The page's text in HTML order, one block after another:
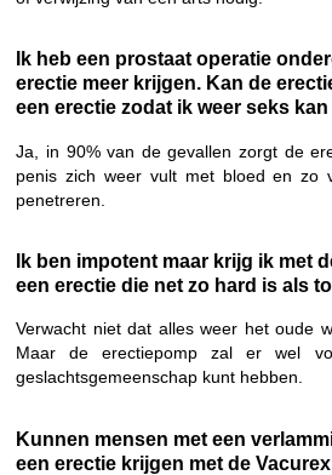
Ik heb een prostaat operatie
erectie meer krijgen. Kan de
een erectie zodat ik weer seks
Ja, in 90% van de gevallen zorgt de
penis zich weer vult met bloed en zo
penetreren.
Ik ben impotent maar krijg ik met
een erectie die net zo hard is als
Verwacht niet dat alles weer het oude
Maar de erectiepomp zal er wel
geslachtsgemeenschap kunt hebben.
Kunnen mensen met een
een erectie krijgen met de